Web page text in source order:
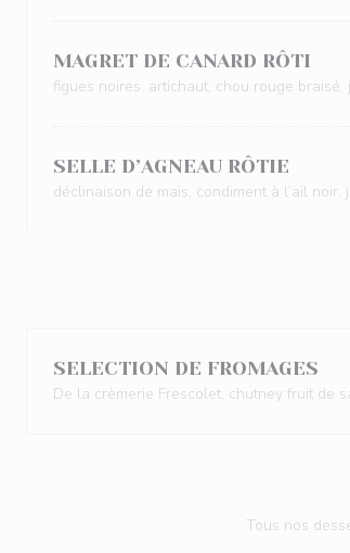
MAGRET DE CANARD RÔTI
figues noires, artichaut, chou rouge
SELLE D’AGNEAU RÔTIE
déclinaison de maïs, condiment à l’ail noir,
SELECTION DE FROMAGES
De la crèmerie Frescolet, chutney fruit de
Tous nos